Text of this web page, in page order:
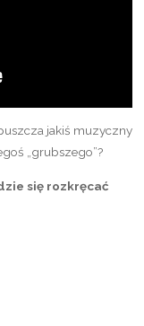
jakiś muzyczny
„grubszego”?
się rozkręcać